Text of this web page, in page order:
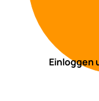
Einloggen